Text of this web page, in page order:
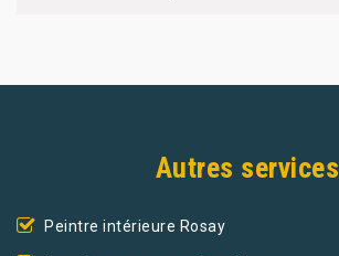
Autres services
Peintre intérieure Rosay